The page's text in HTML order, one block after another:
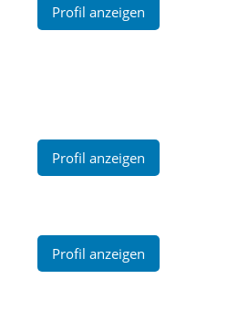
Profil anzeigen
Profil anzeigen
Profil anzeigen